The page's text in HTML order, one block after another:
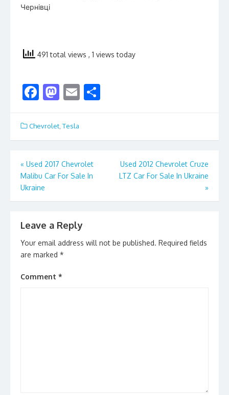
Чернівці
491 total views , 1 views today
F
e
b
o
o
k
M
to
d
o
n
E
l e
Chevrolet Tesla
Post
navigation
« Used 2017 Chevrolet
Malibu Car For Sale In
Ukraine
Used 2012 Chevrolet Cruze
LTZ Car For Sale In Ukraine
»
Leave a Reply
Your email address will not be published. Required fields
are marked *
Comment *